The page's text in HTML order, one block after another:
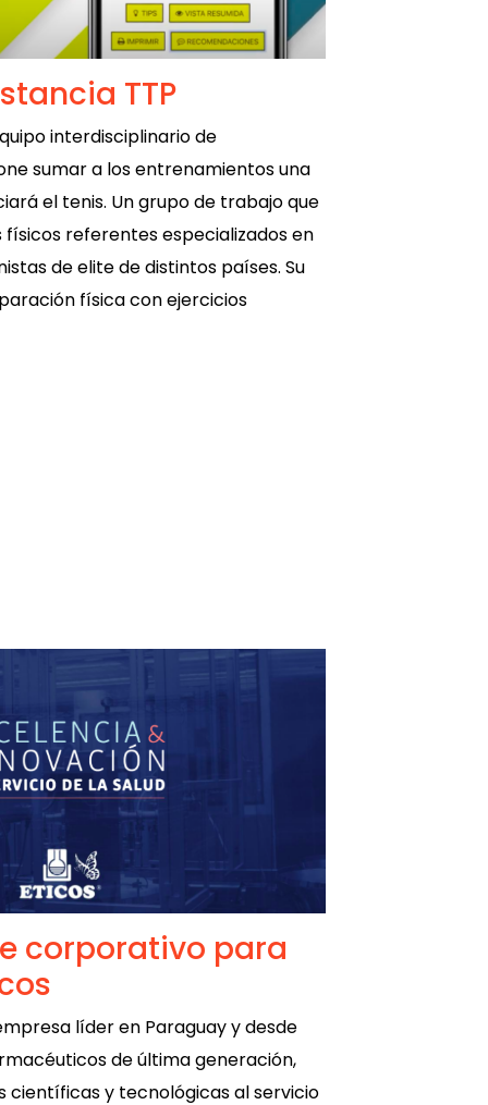
TTP
interdisciplinario de
sumar a los entrenamientos una
el tenis. Un grupo de trabajo que
referentes especializados en
de elite de distintos países. Su
física con ejercicios
corporativo para
líder en Paraguay y desde
de última generación,
científicas y tecnológicas al servicio